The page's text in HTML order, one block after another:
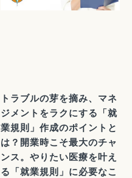
トラブルの芽を摘み、マネ
ジメントをラクにする「就
業規則」作成のポイントと
は？開業時こそ最大のチャ
ンス。やりたい医療を叶え
る「就業規則」に必要なこ